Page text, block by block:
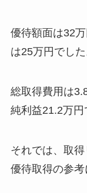
優待額面は32
は25万円でした
総取得費用は
純利益21.2万円
それでは、取
優待取得の参考